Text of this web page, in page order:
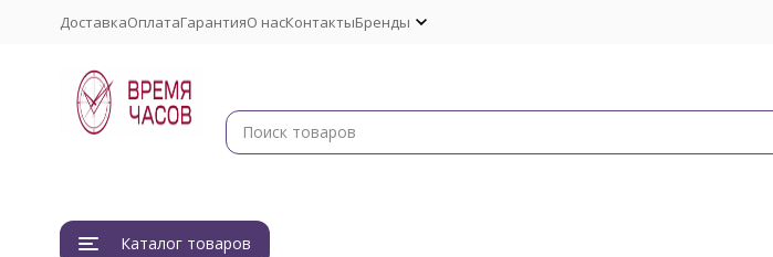
ДоставкаОплатаГарантияО насКонтактыБренды
Каталог товаров